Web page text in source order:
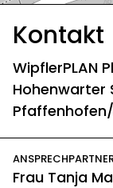
Kontakt
WipflerPLAN
Hohenwarter
Frau Tanja